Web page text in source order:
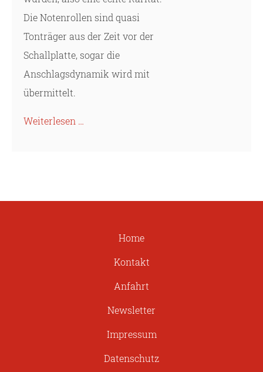
Die Notenrollen sind quasi
Tonträger aus der Zeit vor der
Schallplatte, sogar die
Anschlagsdynamik wird mit
übermittelt.
Weiterlesen …
Home
Kontakt
Anfahrt
Newsletter
Impressum
Datenschutz